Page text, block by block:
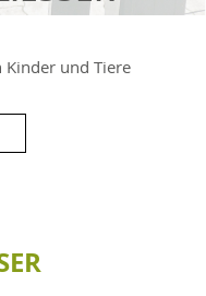
und Tiere